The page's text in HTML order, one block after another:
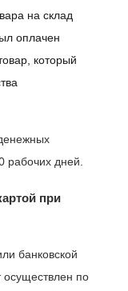
на склад
оплачен
который
рабочих дней.
при
банковской
осуществлен по